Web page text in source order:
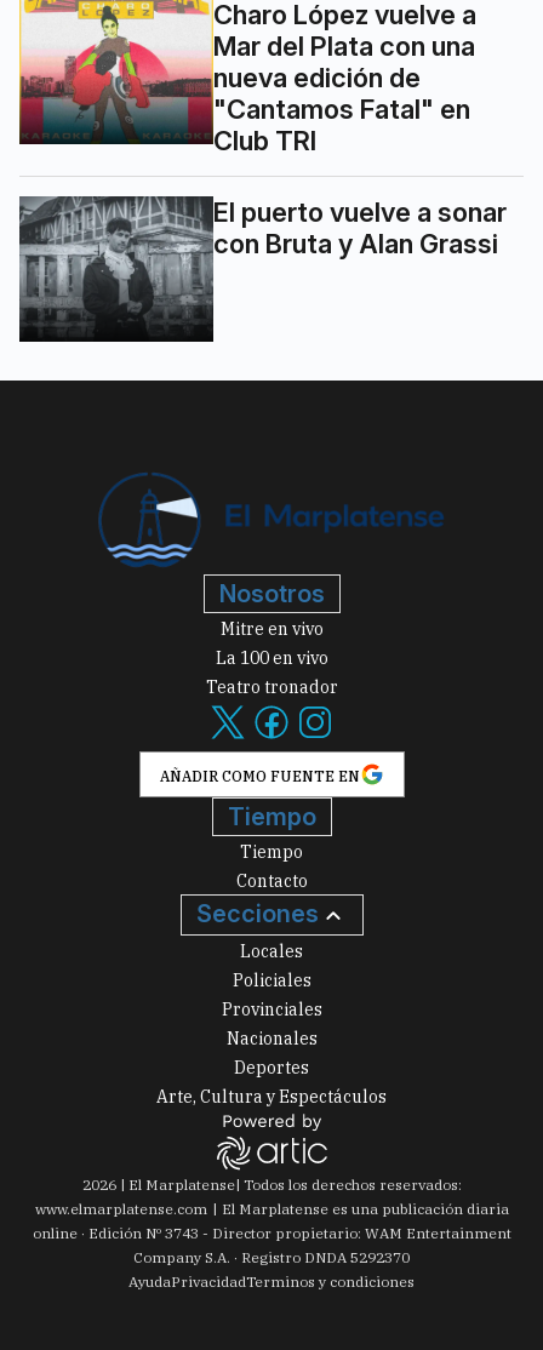
Charo López vuelve a
Mar del Plata con una
nueva edición de
"Cantamos Fatal" en
Club TRI
El puerto vuelve a sonar
con Bruta y Alan Grassi
Nosotros
Mitre en vivo
La 100 en vivo
Teatro tronador
AÑADIR COMO FUENTE EN
Tiempo
Tiempo
Contacto
Secciones
Locales
Policiales
Provinciales
Nacionales
Deportes
Arte, Cultura y Espectáculos
2026| El Marplatense| Todos los derechos reservados:
www.elmarplatense.com
El Marplatense es una publicación diaria
online · Edición Nº 3743 - Director propietario: WAM Entertainment
Company S.A. · Registro DNDA 5292370
AyudaPrivacidadTerminos y condiciones